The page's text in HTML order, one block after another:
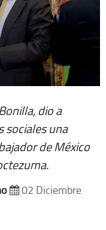
dio a
sociales una
de México
02 Diciembre